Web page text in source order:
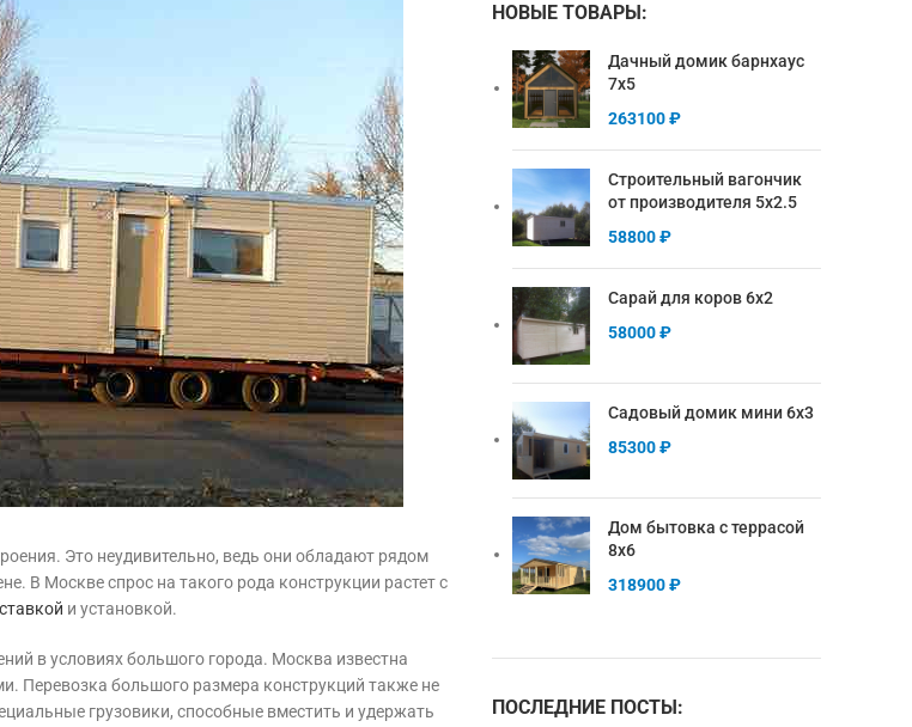
Это неудивительно, ведь они обладают рядом
В Москве спрос на такого рода конструкции растет с
и установкой.
в условиях большого города. Москва известна
Перевозка большого размера конструкций также не
грузовики, способные вместить и удержать
НОВЫЕ ТОВАРЫ:
Дачный домик барнхаус
7х5
263100₽
Строительный вагончик
от производителя 5х2.5
58800₽
Сарай для коров 6х2
58000₽
Садовый домик мини 6х3
85300₽
Дом бытовка с террасой
8х6
318900₽
ПОСЛЕДНИЕ ПОСТЫ: